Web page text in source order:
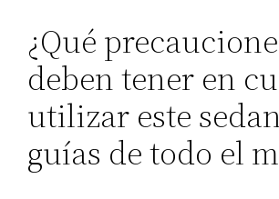
¿Qué
deben tener en
utilizar este
guías de todo el